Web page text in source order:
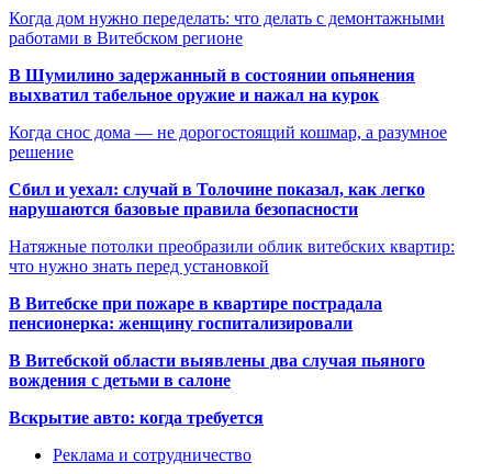
Когда дом нужно переделать: что делать с демонтажными
работами в Витебском регионе
В Шумилино задержанный в состоянии опьянения
выхватил табельное оружие и нажал на курок
Когда снос дома — не дорогостоящий кошмар, а разумное
решение
Сбил и уехал: случай в Толочине показал, как легко
нарушаются базовые правила безопасности
Натяжные потолки преобразили облик витебских квартир:
что нужно знать перед установкой
В Витебске при пожаре в квартире пострадала
пенсионерка: женщину госпитализировали
В Витебской области выявлены два случая пьяного
вождения с детьми в салоне
Вскрытие авто: когда требуется
Реклама и сотрудничество